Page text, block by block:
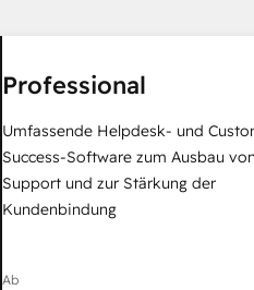
Professional
Umfassende Helpdesk- und
Success-Software zum Ausbau von
Support und zur Stärkung der
Kundenbindung
Ab